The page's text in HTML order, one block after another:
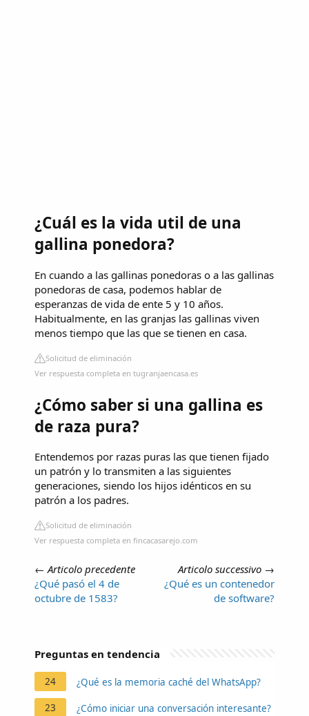
¿Cuál es la vida util de una
gallina ponedora?
En cuando a las gallinas ponedoras o a las gallinas
ponedoras de casa, podemos hablar de
esperanzas de vida de ente 5 y 10 años.
Habitualmente, en las granjas las gallinas viven
menos tiempo que las que se tienen en casa.
Solicitud de eliminación
Ver respuesta completa en tugranjaencasa.es
¿Cómo saber si una gallina es
de raza pura?
Entendemos por razas puras las que tienen fijado
un patrón y lo transmiten a las siguientes
generaciones, siendo los hijos idénticos en su
patrón a los padres.
Solicitud de eliminación
Ver respuesta completa en fincacasarejo.com
←Articolo precedente
¿Qué pasó el 4 de
octubre de 1583?
Articolo successivo →
¿Qué es un contenedor
de software?
Preguntas en tendencia
24 ¿Qué es la memoria caché del WhatsApp?
23 ¿Cómo iniciar una conversación interesante?